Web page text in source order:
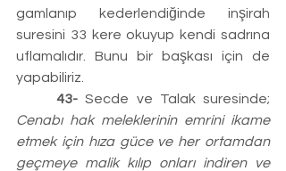
gamlanıp kederlendiğinde inşirah
suresini 33 kere okuyup kendi sadrına
uflamalıdır. Bunu bir başkası için de
yapabiliriz.
	43-
Cenabı hak meleklerinin emrini ikame
etmek için hıza güce ve her ortamdan
geçmeye malik kılıp onları indiren ve